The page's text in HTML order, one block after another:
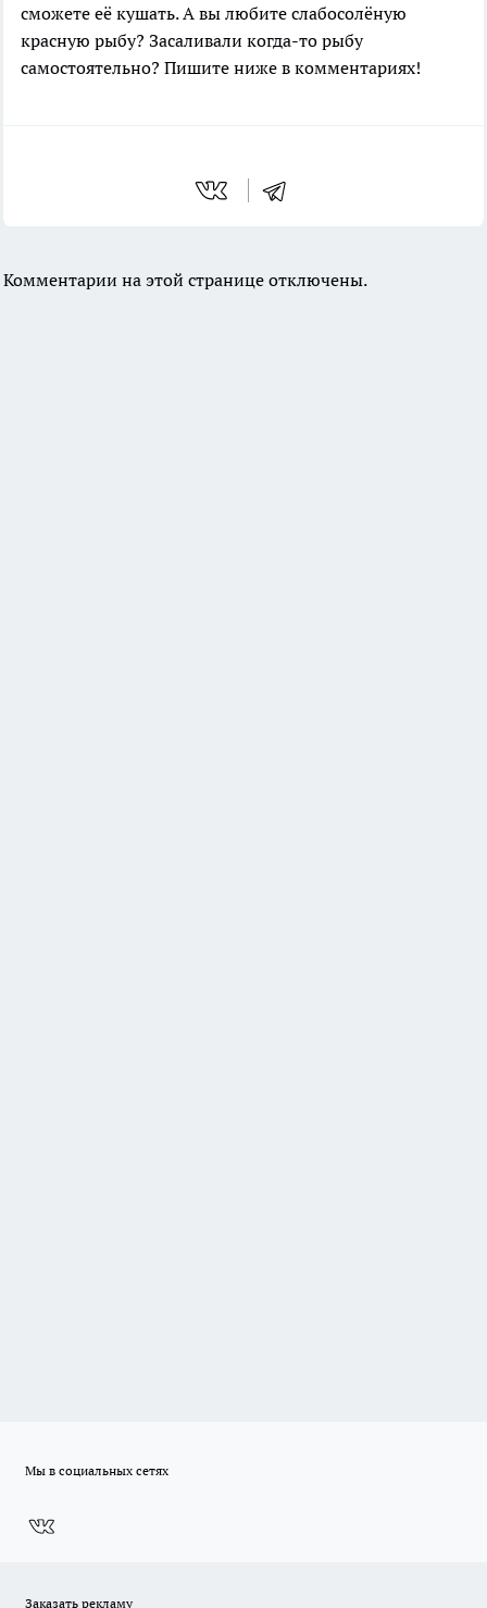
сможете её кушать. А вы любите слабосолёную
красную рыбу? Засаливали когда-то рыбу
самостоятельно? Пишите ниже в комментариях!
Комментарии на этой странице отключены.
Мы в социальных сетях
Заказать рекламу